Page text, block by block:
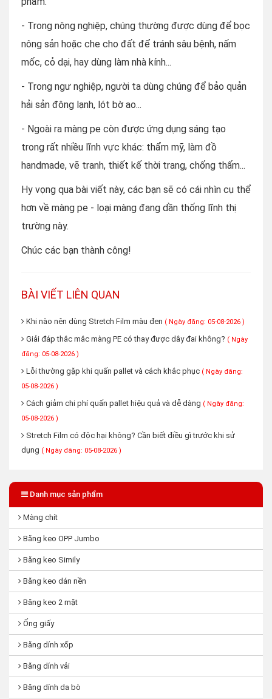
- Trong nông nghiệp, chúng thường được dùng để bọc
nông sản hoặc che cho đất để tránh sâu bệnh, nấm
mốc, cỏ dại, hay dùng làm nhà kính...
- Trong ngư nghiệp, người ta dùng chúng để bảo quản
hải sản đông lạnh, lót bờ ao...
- Ngoài ra màng pe còn được ứng dụng sáng tạo
trong rất nhiều lĩnh vực khác: thẩm mỹ, làm đồ
handmade, vẽ tranh, thiết kế thời trang, chống thấm...
Hy vọng qua bài viết này, các bạn sẽ có cái nhìn cụ thể
hơn về màng pe - loại màng đang dần thống lĩnh thị
trường này.
Chúc các bạn thành công!
BÀI VIẾT LIÊN QUAN
Khi nào nên dùng Stretch Film màu đen ( Ngày đăng: 05-08-2026 )
Giải đáp thắc mắc màng PE có thay được dây đai không? ( Ngày
đăng: 05-08-2026 )
Lỗi thường gặp khi quấn pallet và cách khắc phục ( Ngày đăng:
05-08-2026 )
Cách giảm chi phí quấn pallet hiệu quả và dễ dàng ( Ngày đăng:
05-08-2026 )
Stretch Film có độc hại không? Cần biết điều gì trước khi sử
dụng ( Ngày đăng: 05-08-2026 )
Danh mục sản phẩm
Màng chít
Băng keo OPP Jumbo
Băng keo Simily
Băng keo dán nền
Băng keo 2 mặt
Ống giấy
Băng dính xốp
Băng dính vải
Băng dính da bò